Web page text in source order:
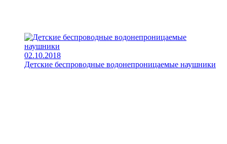
02.10.2018
Детские беспроводные водонепроницаемые наушники